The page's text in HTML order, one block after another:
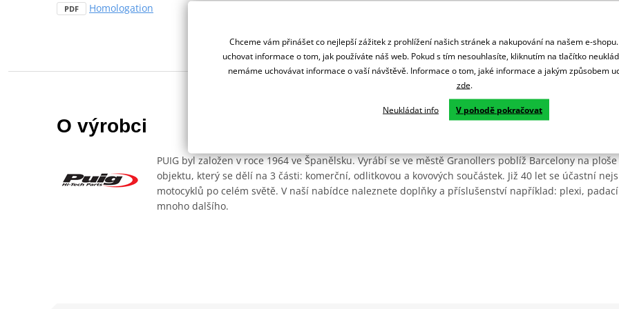
PDF Homologation
O výrobci
PUIG byl založen v roce 1964 ve Španělsku. Vyrábí se ve městě Granollers poblíž Barcelony na ploše
objektu, který se dělí na 3 části: komerční, odlitkovou a kovových součástek. Již 40 let se účastní
motocyklů po celém světě. V naší nabídce naleznete doplňky a příslušenství například: plexi,
mnoho dalšího.
Chceme vám přinášet co nejlepší zážitek z prohlížení našich stránek a nakupování na našem e-
uchovat informace o tom, jak používáte náš web. Pokud s tím nesouhlasíte, kliknutím na tlačítko
nemáme uchovávat informace o vaší návštěvě. Informace o tom, jaké informace a jakým způsobem
zde.
Neukládat info V pohodě pokračovat